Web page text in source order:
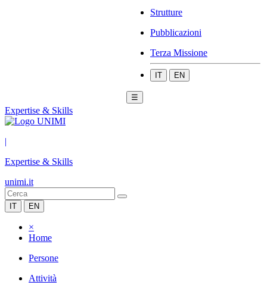
Strutture
Pubblicazioni
Terza Missione
IT EN
☰
Expertise & Skills
|
Expertise & Skills
unimi.it
IT EN
×
Home
Persone
Attività